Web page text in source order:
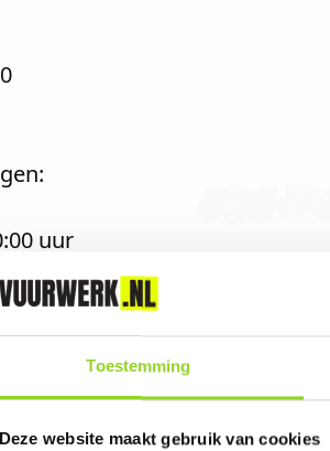
Toestemming
Deze website maakt gebruik van cookies
uur
uur
uur
)
van GBV Weco en